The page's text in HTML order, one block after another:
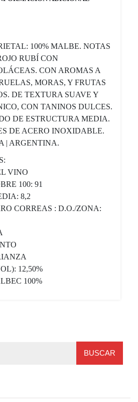
100% MALBE. NOTAS
RUBÍ CON
CON AROMAS A
MORAS, Y FRUTAS
DE TEXTURA SUAVE Y
CON TANINOS DULCES.
DE ESTRUCTURA MEDIA.
DE ACERO INOXIDABLE.
| ARGENTINA.
VINO
100: 91
8,2
CORREAS : D.O./ZONA:
12,50%
100%
BUSCAR